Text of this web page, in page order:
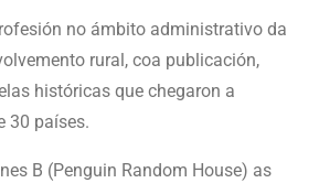
no ámbito administrativo da
rural, coa publicación,
históricas que chegaron a
30 países.
B (Penguin Random House) as